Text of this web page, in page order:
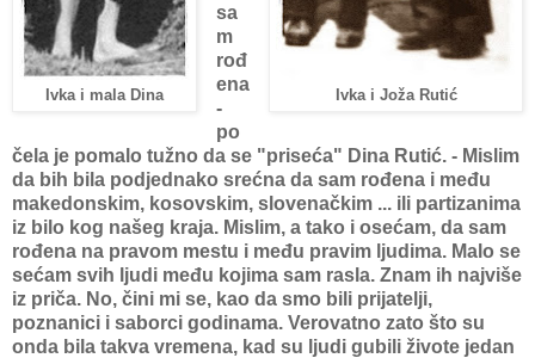
Ivka i mala Dina Ivka i Joža Rutić
sa
m
rođ
ena
-
po
čela je pomalo tužno da se "priseća" Dina Rutić. - Mislim
da bih bila podjednako srećna da sam rođena i među
makedonskim, kosovskim, slovenačkim ... ili partizanima
iz bilo kog našeg kraja. Mislim, a tako i osećam, da sam
rođena na pravom mestu i među pravim ljudima. Malo se
sećam svih ljudi među kojima sam rasla. Znam ih najviše
iz priča. No, čini mi se, kao da smo bili prijatelji,
poznanici i saborci godinama. Verovatno zato što su
onda bila takva vremena, kad su ljudi gubili živote jedan